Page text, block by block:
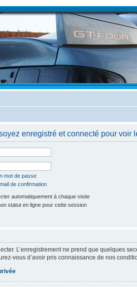
enregistré et connecté pour voir
mot de passe
de confirmation
automatiquement à chaque visite
statut en ligne pour cette session
L’enregistrement ne prend que quelques
vous d’avoir pris connaissance de nos